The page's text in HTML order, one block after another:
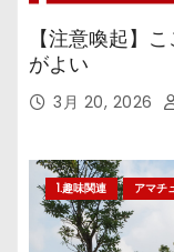
【注意喚起】
がよい
3月 20, 2026
1.趣味関連 アマチ